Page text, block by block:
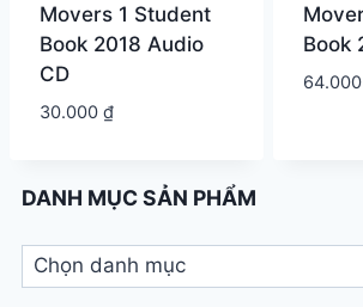
Movers 1 Student
Book 2018 Audio
CD
30.000 ₫
Book
64.000
DANH MỤC SẢN PHẨM
Chọn
danh